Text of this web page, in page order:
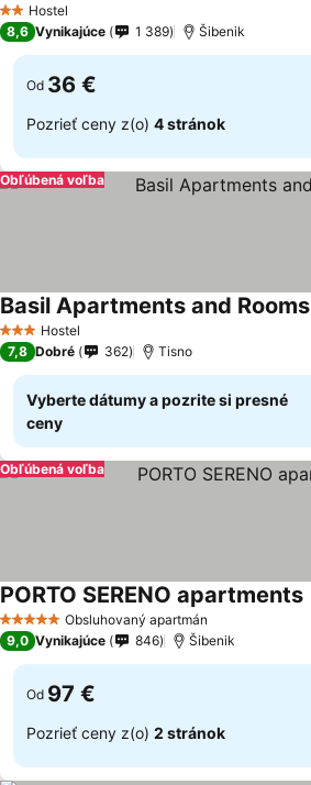
2 Počet hviezdičiek
Hostel
8,6 Vynikajúce 1 389 Šibenik
Od 36 €
Pozrieť ceny z(o) 4 stránok
Obľúbená voľba
3 Počet hviezdičiek
Hostel
Basil Apartments and Rooms
7,8 Dobré 362 Tisno
Vyberte dátumy a pozrite si presné
ceny
Obľúbená voľba
5 Počet hviezdičiekObsluhovaný apartmán
PORTO SERENO apartments
9,0 Vynikajúce 846 Šibenik
Od 97 €
Pozrieť ceny z(o) 2 stránok